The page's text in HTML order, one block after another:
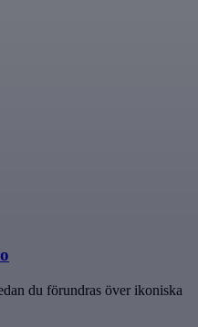
du förundras över ikoniska